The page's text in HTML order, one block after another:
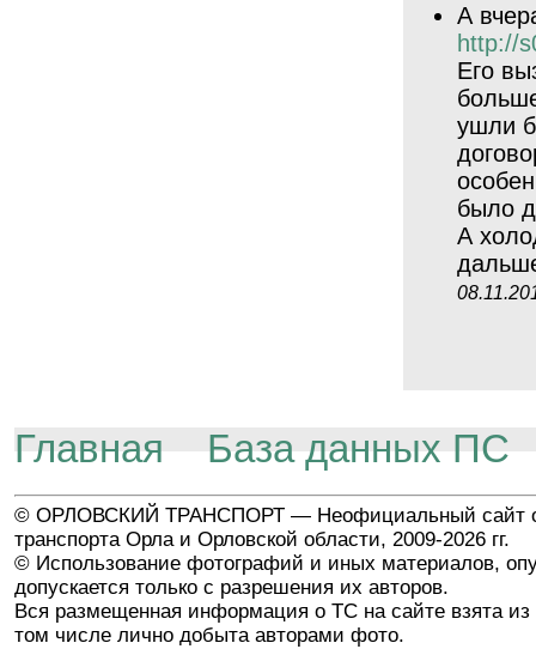
А
http://
Его
ушли
было
А
Главная База данных ПС
© ОРЛОВСКИЙ ТРАНСПОРТ — Неофициальный сайт
транспорта Орла и Орловской области, 2009-2026 гг.
© Использование фотографий и иных материалов,
допускается только с разрешения их авторов.
Вся размещенная информация о ТС на сайте взята из
том числе лично добыта авторами фото.